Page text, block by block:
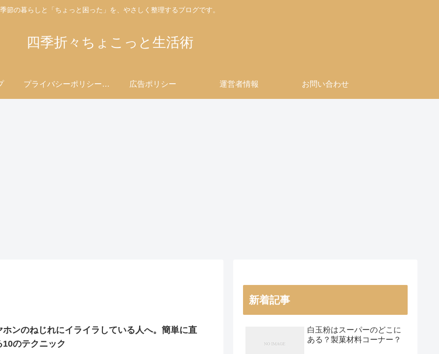
季節の暮らしと「ちょっと困った」を、やさしく整理するブログです。
四季折々ちょこっと生活術
プライバシーポリシー・免責事項 広告ポリシー 運営者情報 お問い合わせ
ホンのねじれにイライラしている人へ。簡単に直
10のテクニック
新着記事
白玉粉はスーパーのどこに
ある？製菓材料コーナー？